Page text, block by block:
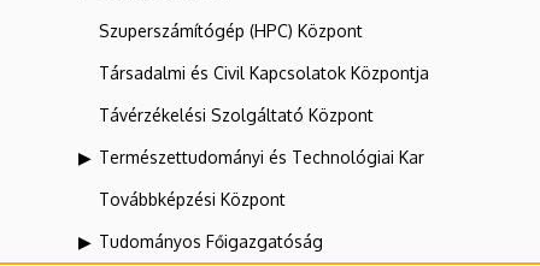
Szuperszámítógép (HPC) Központ
Társadalmi és Civil Kapcsolatok Központja
Távérzékelési Szolgáltató Központ
Természettudományi és Technológiai Kar
Továbbképzési Központ
Tudományos Főigazgatóság